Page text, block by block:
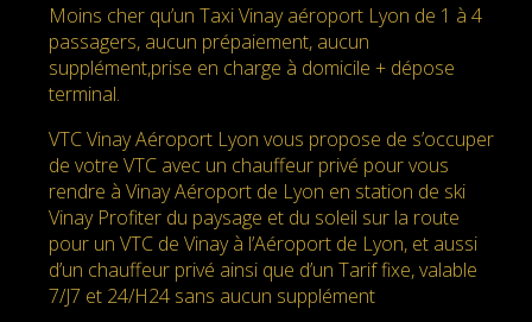
Moins cher qu’un Taxi Vinay aéroport Lyon de 1 à 4
passagers, aucun prépaiement, aucun
supplément,prise en charge à domicile + dépose
terminal.
VTC Vinay Aéroport Lyon vous propose de s’occuper
de votre VTC avec un chauffeur privé pour vous
rendre à Vinay Aéroport de Lyon en station de ski
Vinay Profiter du paysage et du soleil sur la route
pour un VTC de Vinay à l’Aéroport de Lyon, et aussi
d’un chauffeur privé ainsi que d’un Tarif fixe, valable
7/J7 et 24/H24 sans aucun supplément